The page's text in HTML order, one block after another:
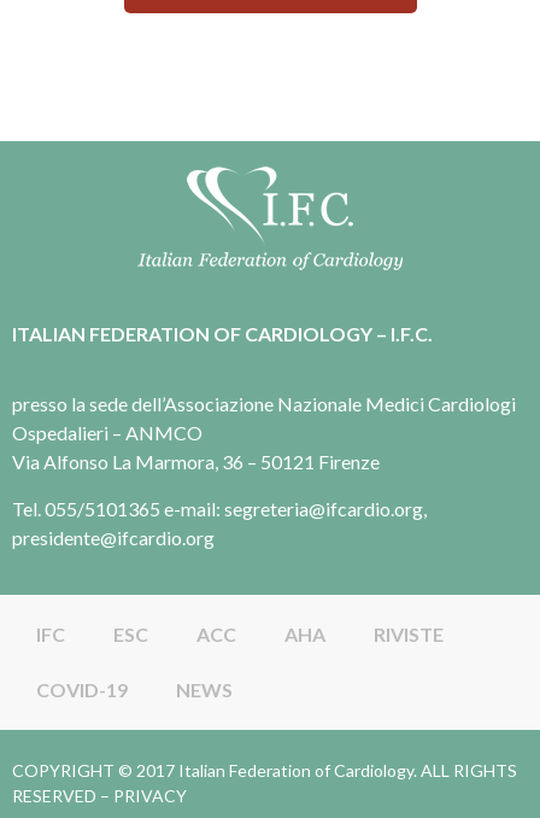
ITALIAN FEDERATION OF CARDIOLOGY – I.F.C.
presso la sede dell’Associazione Nazionale Medici Cardiologi
Ospedalieri – ANMCO
Via Alfonso La Marmora, 36 – 50121 Firenze
Tel. 055/5101365 e-mail: segreteria@ifcardio.org,
presidente@ifcardio.org
IFC ESC ACC AHA RIVISTE
COVID-19 NEWS
COPYRIGHT © 2017 Italian Federation of Cardiology. ALL RIGHTS
RESERVED – PRIVACY